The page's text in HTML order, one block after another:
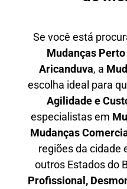
Se você está
Mudanças
Aricanduva, a
escolha ideal para
Agilidade e
especialistas em M
Mudanças
regiões da cidade
outros Estados do
Profissional , D